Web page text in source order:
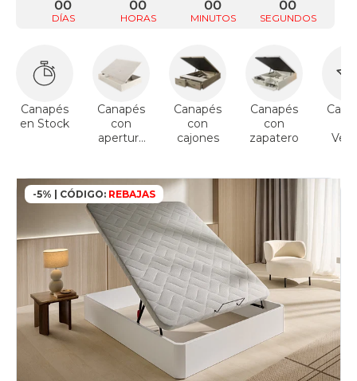
DÍAS
00
HORAS
00
MINUTOS
00
SEGUNDOS
00
Canapés
en Stock
Canapés
con
apertura
Canapés
con
cajones
Canapés
con
zapatero
-5% | CÓDIGO: REBAJAS